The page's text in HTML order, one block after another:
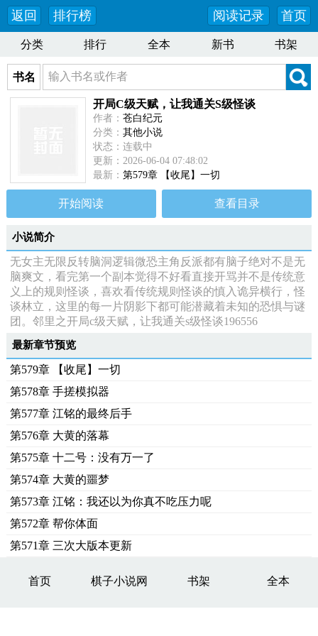
返回 排行榜 首页
阅读记录
分类 排行 全本 新书 书架
书名
开局C级天赋，让我通关S级怪谈
作者： 苍白纪元
分类： 其他小说
状态：连载中
更新：2026-06-04 07:48:02
最新： 第579章 【收尾】一切
开始阅读 查看目录
小说简介
无女主无限反转脑洞逻辑微恐主角反派都有脑子绝对不是无
脑爽文，看完第一个副本觉得不好看直接开骂并不是传统意
义上的规则怪谈，喜欢看传统规则怪谈的慎入诡异横行，怪
谈林立，这里的每一片阴影下都可能潜藏着未知的恐惧与谜
团。邻里之开局c级天赋，让我通关s级怪谈196556
最新章节预览
第579章 【收尾】一切
第578章 手搓模拟器
第577章 江铭的最终后手
第576章 大黄的落幕
第575章 十二号：没有万一了
第574章 大黄的噩梦
第573章 江铭：我还以为你真不吃压力呢
第572章 帮你体面
第571章 三次大版本更新
首页 棋子小说网 书架 全本